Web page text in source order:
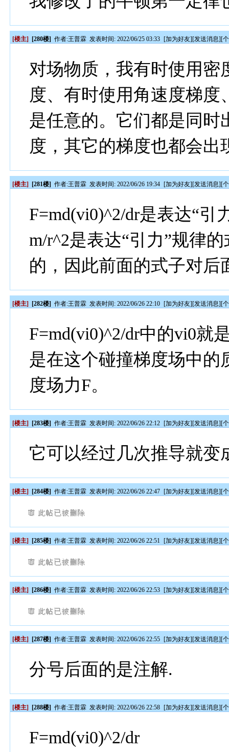
[楼主] [280楼] 作者:王普霖 发表时间: 2022/06/25 03:33 [加为好友][发送消息][
对场物质，我有时使用密
度、有时使用角速度梯
是任意的。它们都是同时
度，其它的梯度也都会出
[楼主] [281楼] 作者:王普霖 发表时间: 2022/06/26 19:34 [加为好友][发送消息][
F=md(vi0)^2/dr是表达“引
m/r^2是表达“引力”规律
的，因此前面的式子对后
[楼主] [282楼] 作者:王普霖 发表时间: 2022/06/26 22:10 [加为好友][发送消息][
F=md(vi0)^2/dr中的vi0就
是在这个碰撞梯度场中的
度场力F。
[楼主] [283楼] 作者:王普霖 发表时间: 2022/06/26 22:12 [加为好友][发送消息][
它可以经过几次推导就变
[楼主] [284楼] 作者:王普霖 发表时间: 2022/06/26 22:47 [加为好友][发送消息][
[楼主] [285楼] 作者:王普霖 发表时间: 2022/06/26 22:51 [加为好友][发送消息][
[楼主] [286楼] 作者:王普霖 发表时间: 2022/06/26 22:53 [加为好友][发送消息][
[楼主] [287楼] 作者:王普霖 发表时间: 2022/06/26 22:55 [加为好友][发送消息][
分号后面的是注解.
[楼主] [288楼] 作者:王普霖 发表时间: 2022/06/26 22:58 [加为好友][发送消息][
F=md(vi0)^2/dr